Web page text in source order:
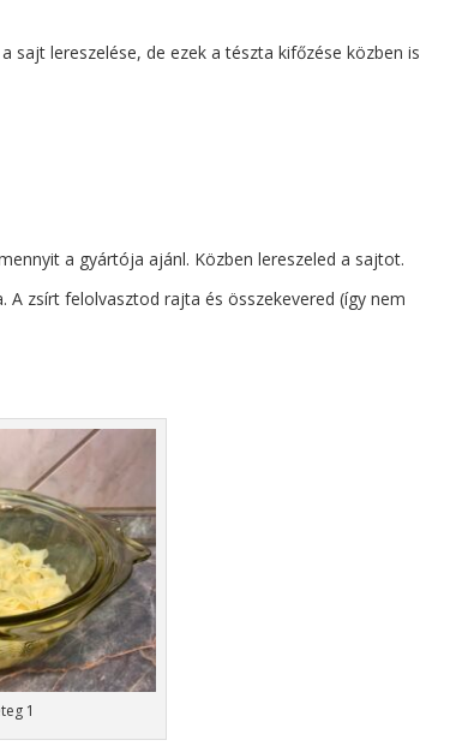
sajt lereszelése, de ezek a tészta kifőzése közben is
a gyártója ajánl. Közben lereszeled a sajtot.
zsírt felolvasztod rajta és összekevered (így nem
1